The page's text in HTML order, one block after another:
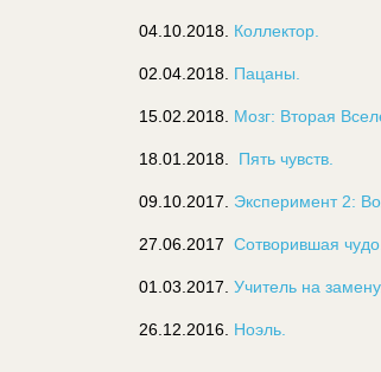
04.10.2018. Коллектор.
02.04.2018. Пацаны.
15.02.2018. Мозг: Вторая
18.01.2018. Пять чувств.
09.10.2017. Эксперимент 2:
27.06.2017 Сотворившая чудо.
01.03.2017. Учитель на замену.
26.12.2016. Ноэль.